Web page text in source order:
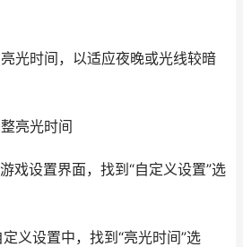
光时间，以适应夜晚或光线较暗
亮光时间
戏设置界面，找到“自定义设置”选
义设置中，找到“亮光时间”选